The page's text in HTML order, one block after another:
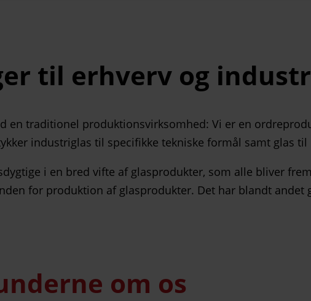
til erhverv og
en traditionel produktionsvirksomhed: Vi er en
industriglas til specifikke tekniske formål samt glas
i en bred vifte af glasprodukter, som alle bliver
for produktion af glasprodukter. Det har blandt
om os